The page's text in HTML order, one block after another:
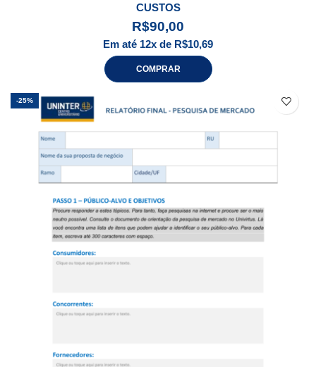
CUSTOS
R$90,00
Em até 12x de R$10,69
COMPRAR
-25%